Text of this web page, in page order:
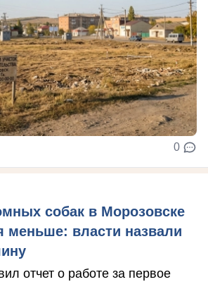
0
собак в Морозовске
меньше: власти назвали
отчет о работе за первое